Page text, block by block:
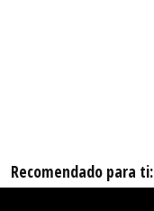
Recomendado para ti: